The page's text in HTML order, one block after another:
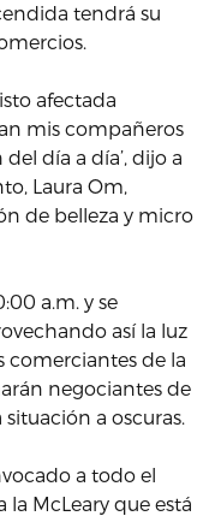
tendrá su
afectada
mis compañeros
día a día’, dijo a
Laura Om,
de belleza y micro
a.m. y se
así la luz
comerciantes de la
negociantes de
situación a oscuras.
a todo el
la McLeary que está